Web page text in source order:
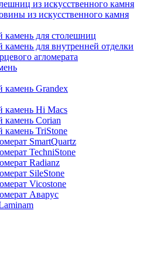
из искусственного камня
из искусственного камня
камень для столешниц
для внутренней отделки
агломерата
камень Grandex
камень Hi Macs
камень Corian
камень TriStone
SmartQuartz
TechniStone
Radianz
SileStone
Vicostone
Аварус